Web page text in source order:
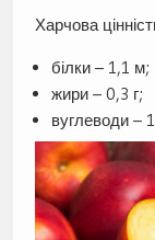
Харчова
білки – 1,1 м;
жири – 0,3 г;
вуглеводи –